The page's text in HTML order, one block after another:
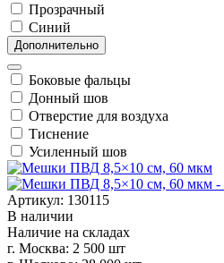
Прозрачный
Синий
Дополнительно
Боковые фальцы
Донный шов
Отверстие для воздуха
Тиснение
Усиленный шов
Артикул: 130115
В наличии
Наличие на складах
г. Москва: 2 500 шт